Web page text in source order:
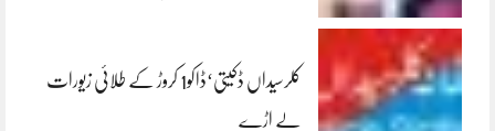
کلرسیداں ڈکیتی‘ڈاکو1 کروڑ کے طلائی زیورات
لے اڑے